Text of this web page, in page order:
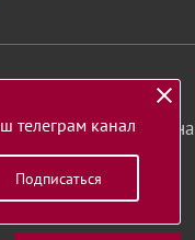
«Татарстан»
фрагментов ссылка на
телеграм канал
Подписаться